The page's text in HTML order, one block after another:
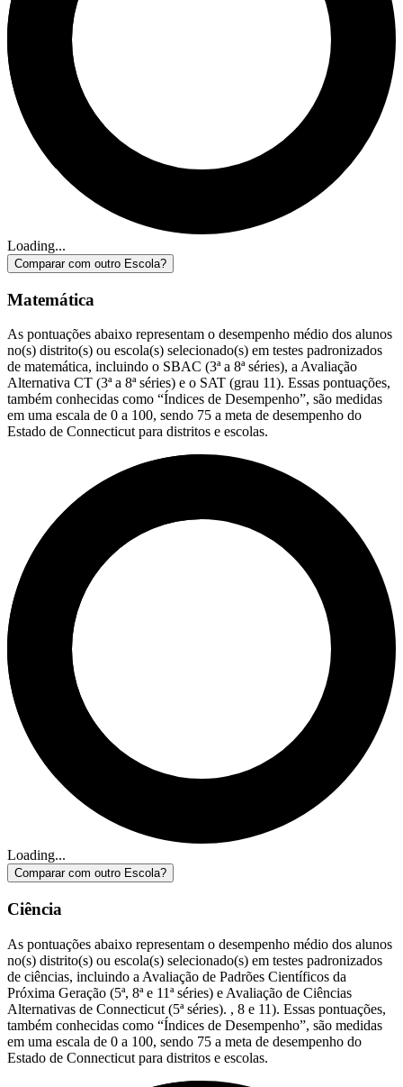
Loading...
Comparar com outro Escola?
Matemática
As pontuações abaixo representam o desempenho médio dos alunos
no(s) distrito(s) ou escola(s) selecionado(s) em testes padronizados
de matemática, incluindo o SBAC (3ª a 8ª séries), a Avaliação
Alternativa CT (3ª a 8ª séries) e o SAT (grau 11). Essas pontuações,
também conhecidas como “Índices de Desempenho”, são medidas
em uma escala de 0 a 100, sendo 75 a meta de desempenho do
Estado de Connecticut para distritos e escolas.
Loading...
Comparar com outro Escola?
Ciência
As pontuações abaixo representam o desempenho médio dos alunos
no(s) distrito(s) ou escola(s) selecionado(s) em testes padronizados
de ciências, incluindo a Avaliação de Padrões Científicos da
Próxima Geração (5ª, 8ª e 11ª séries) e Avaliação de Ciências
Alternativas de Connecticut (5ª séries). , 8 e 11). Essas pontuações,
também conhecidas como “Índices de Desempenho”, são medidas
em uma escala de 0 a 100, sendo 75 a meta de desempenho do
Estado de Connecticut para distritos e escolas.